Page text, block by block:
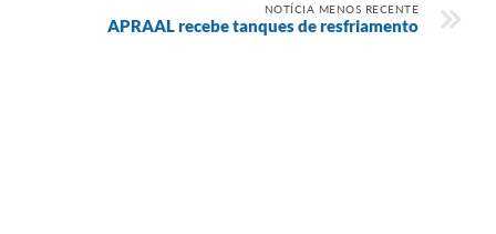
NOTÍCIA MENOS RECENTE
APRAAL recebe tanques de resfriamento